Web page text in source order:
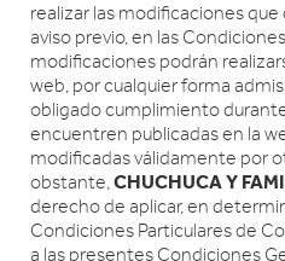
realizar las modificaciones
aviso previo, en las
modificaciones podrán
web, por cualquier forma
obligado cumplimiento
encuentren publicadas en la
modificadas válidamente por
obstante,CHUCHUCA Y
derecho de aplicar, en
Condiciones Particulares de
a las presentes Condiciones